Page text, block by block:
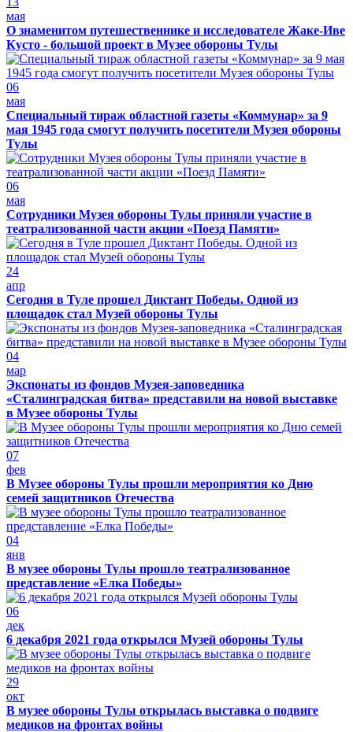
мая
О знаменитом путешественнике и исследователе Жаке-Иве
Кусто - большой проект в Музее обороны Тулы
06
мая
Специальный тираж областной газеты «Коммунар» за 9
мая 1945 года смогут получить посетители Музея обороны
Тулы
06
мая
Сотрудники Музея обороны Тулы приняли участие в
театрализованной части акции «Поезд Памяти»
24
апр
Сегодня в Туле прошел Диктант Победы. Одной из
площадок стал Музей обороны Тулы
04
мар
Экспонаты из фондов Музея-заповедника
«Сталинградская битва» представили на новой выставке
в Музее обороны Тулы
07
фев
В Музее обороны Тулы прошли мероприятия ко Дню
семей защитников Отечества
04
янв
В музее обороны Тулы прошло театрализованное
представление «Елка Победы»
06
дек
6 декабря 2021 года открылся Музей обороны Тулы
29
окт
В музее обороны Тулы открылась выставка о подвиге
медиков на фронтах войны